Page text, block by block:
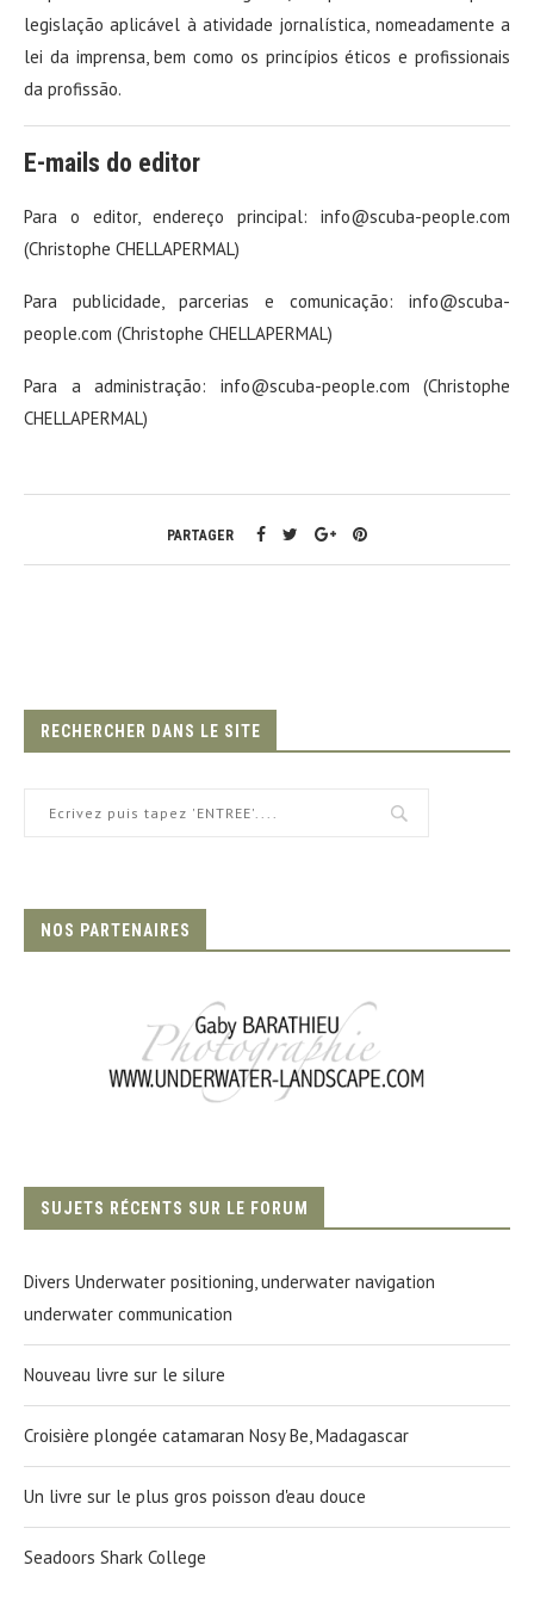
legislação aplicável à atividade jornalística, nomeadamente a
lei da imprensa, bem como os princípios éticos e profissionais
da profissão.
E-mails do editor
Para o editor, endereço principal: info@scuba-people.com
(Christophe CHELLAPERMAL)
Para publicidade, parcerias e comunicação: info@scuba-
people.com (Christophe CHELLAPERMAL)
Para a administração: info@scuba-people.com (Christophe
CHELLAPERMAL)
PARTAGER
RECHERCHER DANS LE SITE
NOS PARTENAIRES
SUJETS RÉCENTS SUR LE FORUM
Divers Underwater positioning, underwater navigation
underwater communication
Nouveau livre sur le silure
Croisière plongée catamaran Nosy Be, Madagascar
Un livre sur le plus gros poisson d'eau douce
Seadoors Shark College